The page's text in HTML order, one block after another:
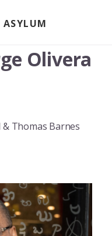
Olivera
Thomas Barnes